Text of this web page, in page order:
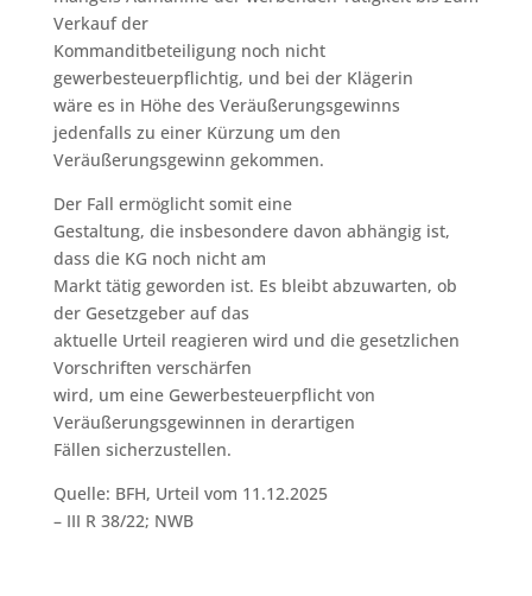
Verkauf der
Kommanditbeteiligung noch nicht
gewerbesteuerpflichtig, und bei der Klägerin
wäre es in Höhe des Veräußerungsgewinns
jedenfalls zu einer Kürzung um den
Veräußerungsgewinn gekommen.
Der Fall ermöglicht somit eine
Gestaltung, die insbesondere davon abhängig ist,
dass die KG noch nicht am
Markt tätig geworden ist. Es bleibt abzuwarten, ob
der Gesetzgeber auf das
aktuelle Urteil reagieren wird und die gesetzlichen
Vorschriften verschärfen
wird, um eine Gewerbesteuerpflicht von
Veräußerungsgewinnen in derartigen
Fällen sicherzustellen.
Quelle: BFH, Urteil vom 11.12.2025
– III R 38/22; NWB